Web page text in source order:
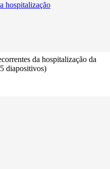
hospitalização
da hospitalização da
diapositivos)